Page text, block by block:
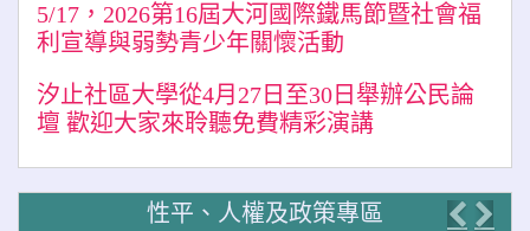
5/17，2026第16屆大河國際鐵馬節暨社會福
利宣導與弱勢青少年關懷活動
汐止社區大學從4月27日至30日舉辦公民論
壇 歡迎大家來聆聽免費精彩演講
性平、人權及政策專區